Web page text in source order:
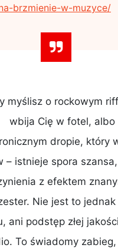
brzmienie-w-muzyce/
myślisz o rockowym
wbija Cię w fotel, albo
dropie, który
– istnieje spora
z efektem
Nie jest to
ani podstęp złej
To świadomy